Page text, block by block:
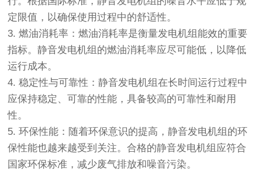
定限值，以确保使用过程中的舒适性。
3. 燃油消耗率：燃油消耗率是衡量发电机组能效的重要
指标。静音发电机组的燃油消耗率应尽可能低，以降低
运行成本。
4. 稳定性与可靠性：静音发电机组在长时间运行过程中
应保持稳定、可靠的性能，具备较高的可靠性和耐用
性。
5. 环保性能：随着环保意识的提高，静音发电机组的环
保性能也越来越受到关注。合格的静音发电机组应符合
国家环保标准，减少废气排放和噪音污染。